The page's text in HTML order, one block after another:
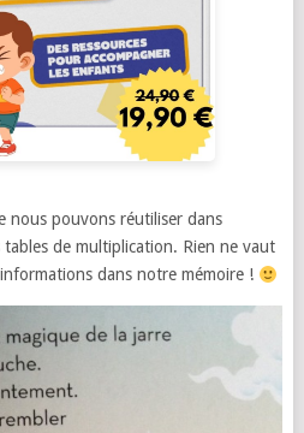
nous pouvons réutiliser dans
tables de multiplication. Rien ne vaut
dans notre mémoire !